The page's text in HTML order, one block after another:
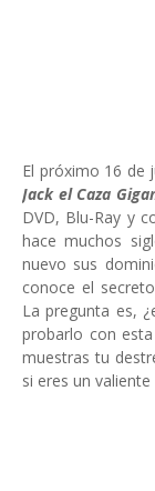
El próximo 16 de
Jack el Caza
DVD, Blu-Ray y
hace muchos
nuevo sus
conoce el
La pregunta es,
probarlo con
muestras tu
si eres un